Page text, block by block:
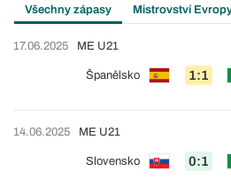
Všechny zápasy Mistrovství
17.06.2025
Španělsko 1:1
ME U21
14.06.2025
Slovensko 0:1
ME U21